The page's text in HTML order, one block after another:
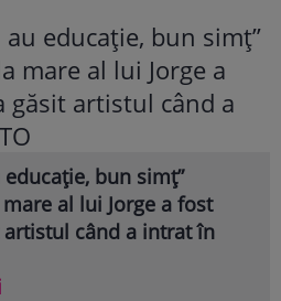
bun simț”
al lui Jorge a fost
artistul când a intrat în